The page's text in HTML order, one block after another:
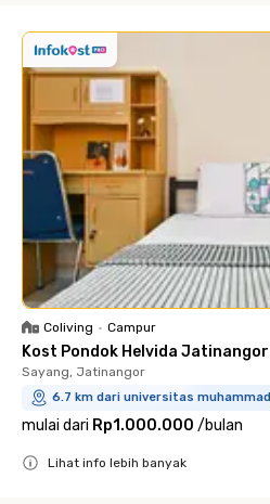
Coliving • Campur
Kost Pondok Helvida
Sayang, Jatinangor
6.7 km dari universitas
mulai dari Rp1.000.000 /bulan
Lihat info lebih banyak